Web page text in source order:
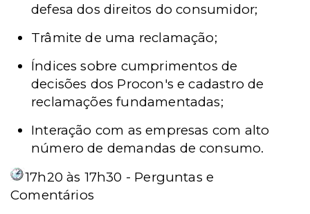
defesa dos direitos do consumidor;
Trâmite de uma reclamação;
Índices sobre cumprimentos de
decisões dos Procon's e cadastro de
reclamações fundamentadas;
Interação com as empresas com alto
número de demandas de consumo.
17h20 às 17h30 - Perguntas e
Comentários